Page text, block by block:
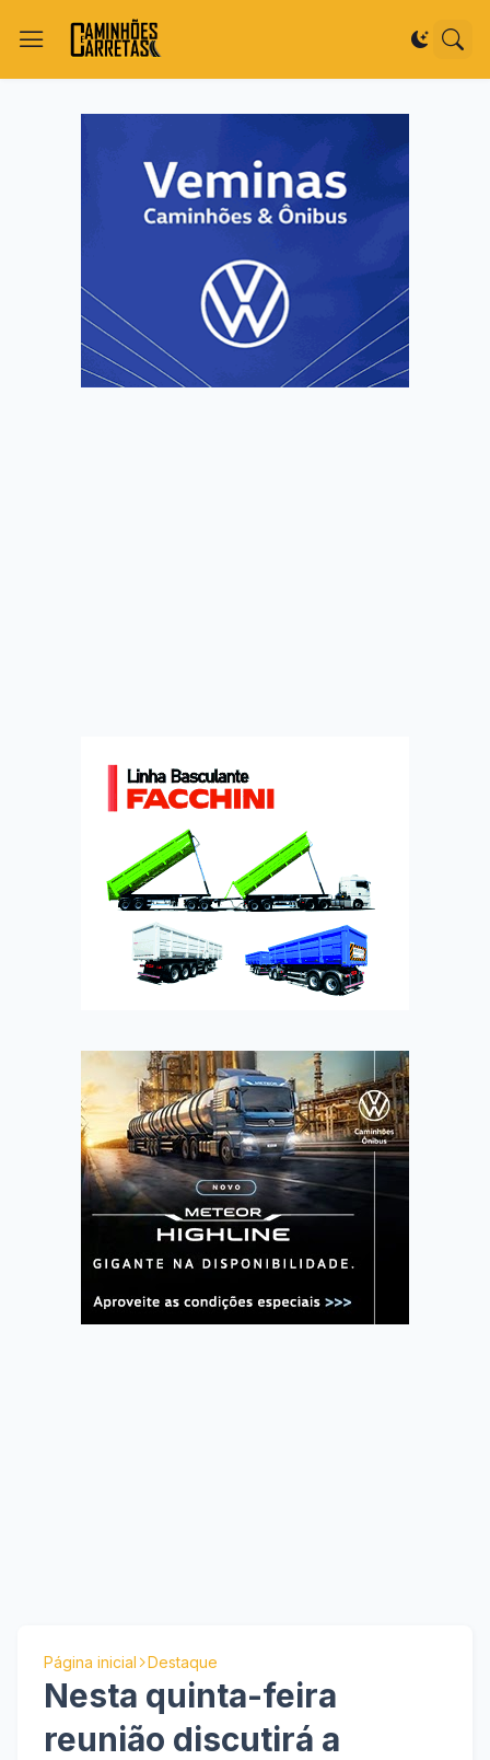
Página inicial Destaque
Nesta quinta-feira
reunião discutirá a